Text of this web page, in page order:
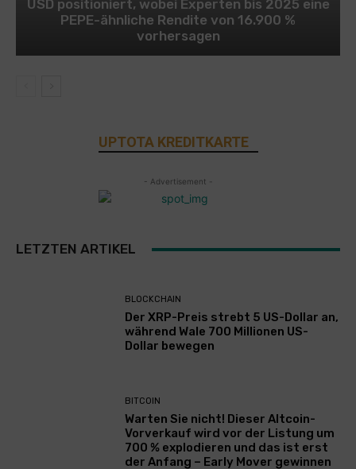
USD positioniert, wobei Experten bis 2025 eine
PEPE-ähnliche Rendite von 16.900 %
vorhersagen
UPTOTA KREDITKARTE
- Advertisement -
LETZTEN ARTIKEL
BLOCKCHAIN
Der XRP-Preis strebt 5 US-Dollar an,
während Wale 700 Millionen US-
Dollar bewegen
BITCOIN
Warten Sie nicht! Dieser Altcoin-
Vorverkauf wird vor der Listung um
700 % explodieren und das ist erst
der Anfang – Early Mover gewinnen